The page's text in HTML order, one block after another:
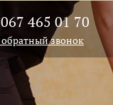
067 465 01 70